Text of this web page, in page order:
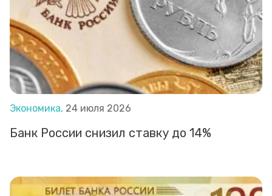
Экономика, 24 июля 2026
Банк России снизил ставку до 14%